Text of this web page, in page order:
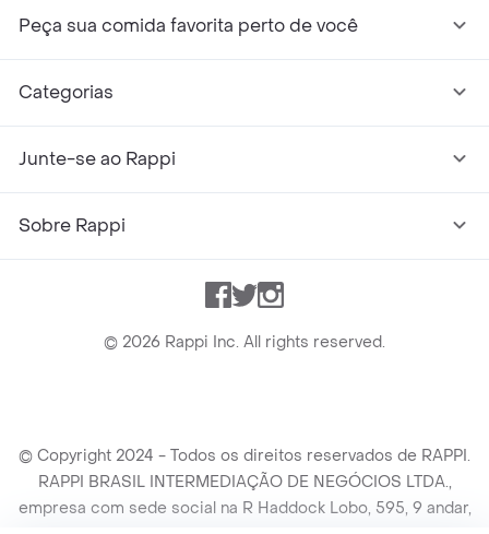
Peça sua comida favorita perto de você
Categorias
Junte-se ao Rappi
Sobre Rappi
Facebook
TwitterInstagram
© 2026 Rappi Inc. All rights reserved.
© Copyright 2024 - Todos os direitos reservados de RAPPI.
RAPPI BRASIL INTERMEDIAÇÃO DE NEGÓCIOS LTDA.,
empresa com sede social na R Haddock Lobo, 595, 9 andar,